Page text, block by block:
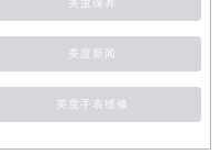
美度新闻
美度手表维修